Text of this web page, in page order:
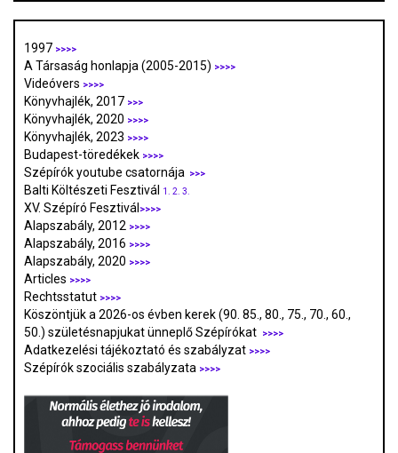
1997 >>>>
A Társaság honlapja (2005-2015) >>>>
Videóvers >>>>
Könyvhajlék, 2017 >>>
Könyvhajlék, 2020 >>>>
Könyvhajlék, 2023 >>>>
Budapest-töredékek >>>>
Szépírók youtube csatornája >>>
Balti Költészeti Fesztivál 1. 2. 3.
XV. Szépíró Fesztivál >>>>
Alapszabály, 2012 >>>>
Alapszabály, 2016 >>>>
Alapszabály, 2020 >>>>
Articles >>>>
Rechtsstatut >>>>
Köszöntjük a 2026-os évben kerek (90. 85., 80., 75., 70., 60.,
50.) születésnapjukat ünneplő Szépírókat
>>>>
Adatkezelési tájékoztató és szabályzat >>>>
Szépírók szociális szabályzata >>>>